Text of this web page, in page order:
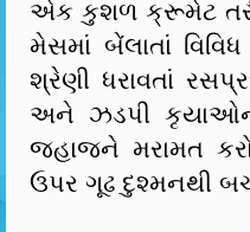
એક કુશળ ક્રૂમેટ
મેસમાં બેંલાતાં
શ્રેણી ધરાવતાં
અને ઝડપી
જહાજને મરામત
ઉપર ગૂઢ દુશ્મનથી